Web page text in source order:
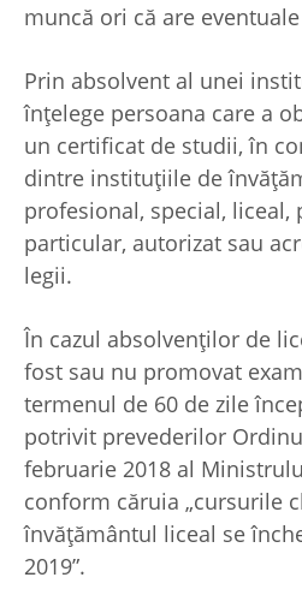
muncă ori că are
Prin absolvent al unei
înţelege persoana care a
un certificat de studii, în
dintre instituţiile de
profesional, special, liceal,
particular, autorizat sau
legii.
În cazul absolvenţilor de
fost sau nu promovat
termenul de 60 de zile
potrivit prevederilor
februarie 2018 al
conform căruia „cursurile
învăţământul liceal se
2019”.